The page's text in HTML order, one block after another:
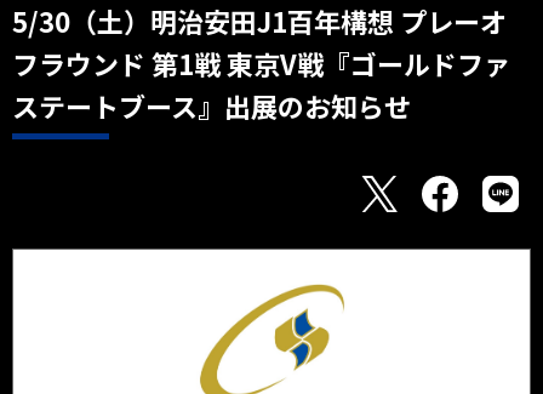
5/30（土）明治安田J1百年構想 プレーオ
フラウンド 第1戦 東京V戦『ゴールドファ
ステートブース』出展のお知らせ